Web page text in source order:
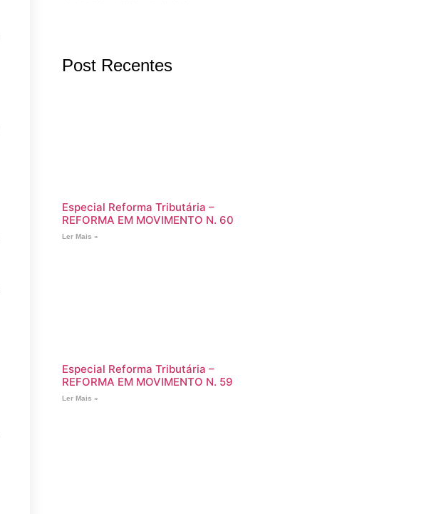
Post Recentes
Especial Reforma Tributária –
REFORMA EM MOVIMENTO N. 60
Ler Mais »
Especial Reforma Tributária –
REFORMA EM MOVIMENTO N. 59
Ler Mais »